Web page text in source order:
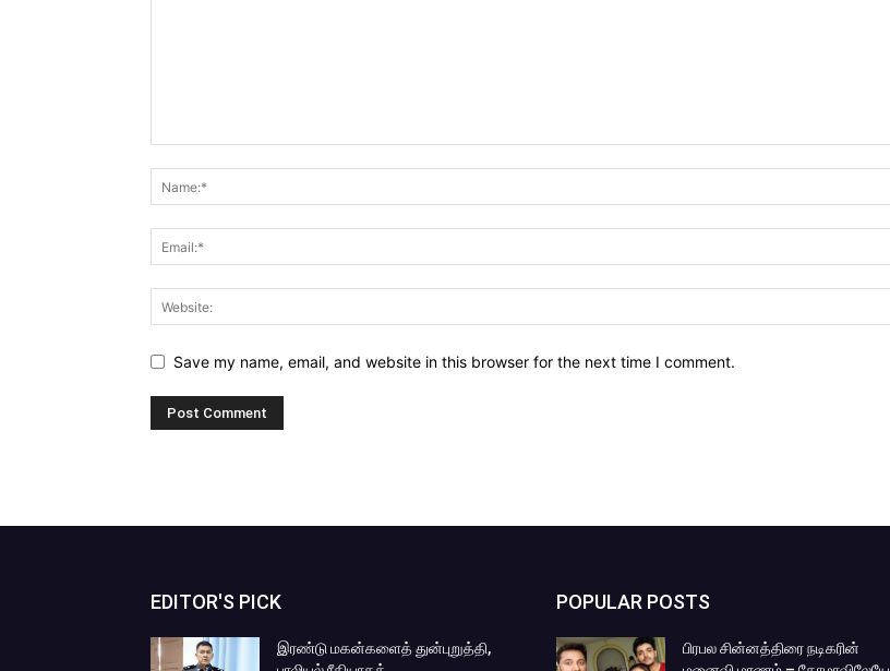
Save my name, email, and website in this browser for the next time I comment.
EDITOR'S PICK
இரண்டு மகன்களைத் துன்புறுத்தி,
POPULAR POSTS
பிரபல சின்னத்திரை நடிகரின்